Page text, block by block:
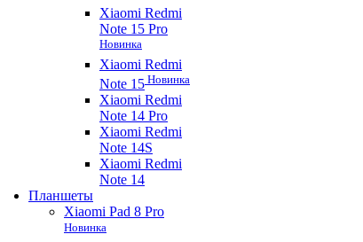
Xiaomi Redmi
Note 15 Pro
Новинка
Xiaomi Redmi
Note 15 Новинка
Xiaomi Redmi
Note 14 Pro
Xiaomi Redmi
Note 14S
Xiaomi Redmi
Note 14
Планшеты
Xiaomi Pad 8 Pro
Новинка